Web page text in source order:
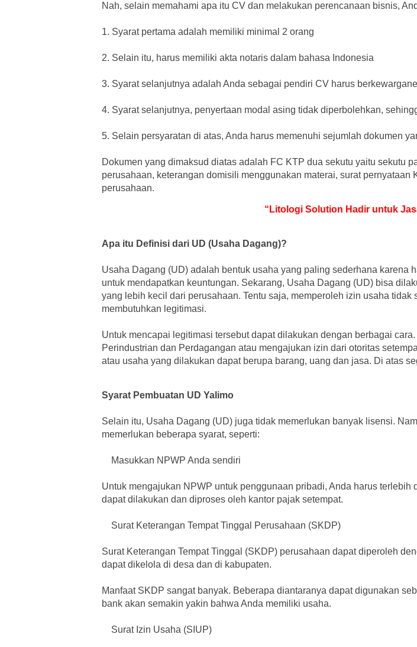
Nah, selain memahami apa itu CV dan melakukan perencanaan bisnis,
1. Syarat pertama adalah memiliki minimal 2 orang
2. Selain itu, harus memiliki akta notaris dalam bahasa Indonesia
3. Syarat selanjutnya adalah Anda sebagai pendiri CV harus
4. Syarat selanjutnya, penyertaan modal asing tidak diperbolehkan,
5. Selain persyaratan di atas, Anda harus memenuhi sejumlah dokumen
Dokumen yang dimaksud diatas adalah FC KTP dua sekutu yaitu sekutu
perusahaan, keterangan domisili menggunakan materai, surat
perusahaan.
“Litologi Solution Hadir untuk
Apa itu Definisi dari UD (Usaha Dagang)?
Usaha Dagang (UD) adalah bentuk usaha yang paling sederhana karena
untuk mendapatkan keuntungan. Sekarang, Usaha Dagang (UD) bisa
yang lebih kecil dari perusahaan. Tentu saja, memperoleh izin usaha
membutuhkan legitimasi.
Untuk mencapai legitimasi tersebut dapat dilakukan dengan berbagai
Perindustrian dan Perdagangan atau mengajukan izin dari otoritas
atau usaha yang dilakukan dapat berupa barang, uang dan jasa. Di atas
Syarat Pembuatan UD Yalimo
Selain itu, Usaha Dagang (UD) juga tidak memerlukan banyak lisensi.
memerlukan beberapa syarat, seperti:
Masukkan NPWP Anda sendiri
Untuk mengajukan NPWP untuk penggunaan pribadi, Anda harus
dapat dilakukan dan diproses oleh kantor pajak setempat.
Surat Keterangan Tempat Tinggal Perusahaan (SKDP)
Surat Keterangan Tempat Tinggal (SKDP) perusahaan dapat diperoleh
dapat dikelola di desa dan di kabupaten.
Manfaat SKDP sangat banyak. Beberapa diantaranya dapat digunakan
bank akan semakin yakin bahwa Anda memiliki usaha.
Surat Izin Usaha (SIUP)